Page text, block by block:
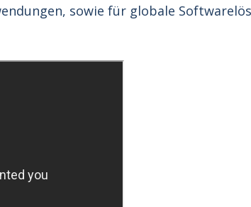
sowie für globale